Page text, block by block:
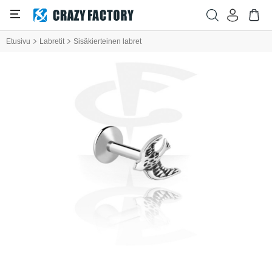
Etusivu Labretit Sisäkierteinen labret